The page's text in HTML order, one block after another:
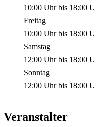
10:00 Uhrbis 18:00
Freitag
10:00 Uhrbis 18:00
Samstag
12:00 Uhrbis 18:00
Sonntag
12:00 Uhrbis 18:00
Veranstalter